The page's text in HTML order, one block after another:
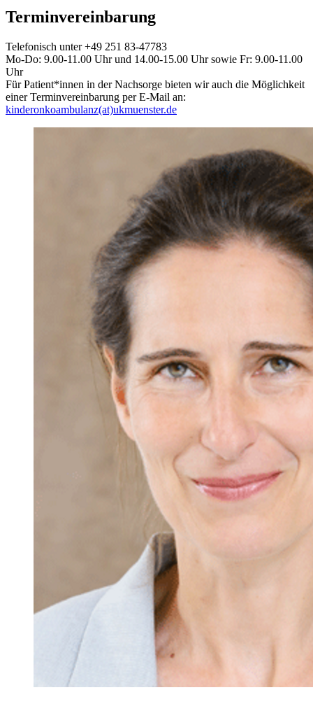
Terminvereinbarung
Telefonisch unter +49 251 83-47783
Mo-Do: 9.00-11.00 Uhr und 14.00-15.00 Uhr sowie Fr: 9.00-11.00
Uhr
Für Patient*innen in der Nachsorge bieten wir auch die Möglichkeit
einer Terminvereinbarung per E-Mail an:
kinderonkoambulanz(at)ukmuenster.de